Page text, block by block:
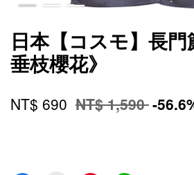
日本【コスモ】長門
垂枝櫻花》
NT$ 690 NT$ 1,590-